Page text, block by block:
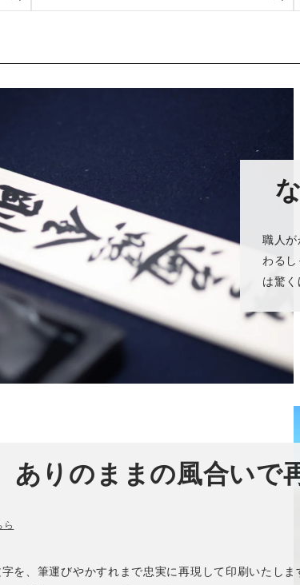
職人
わる
は驚
ありのままの風合いで
ら
を、筆運びやかすれまで忠実に再現して印刷いたしま